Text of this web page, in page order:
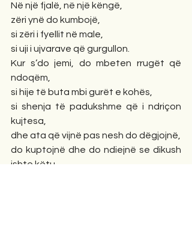
Në një fjalë, në një këngë,
zëri ynë do kumbojë,
si zëri i fyellit në male,
si uji i ujvarave që gurgullon.
Kur s’do jemi, do mbeten rrugët që
ndoqëm,
si hije të buta mbi gurët e kohës,
si shenja të padukshme që i ndriçon
kujtesa,
dhe ata që vijnë pas nesh do dëgjojnë,
do kuptojnë dhe do ndiejnë se dikush
ishte këtu,